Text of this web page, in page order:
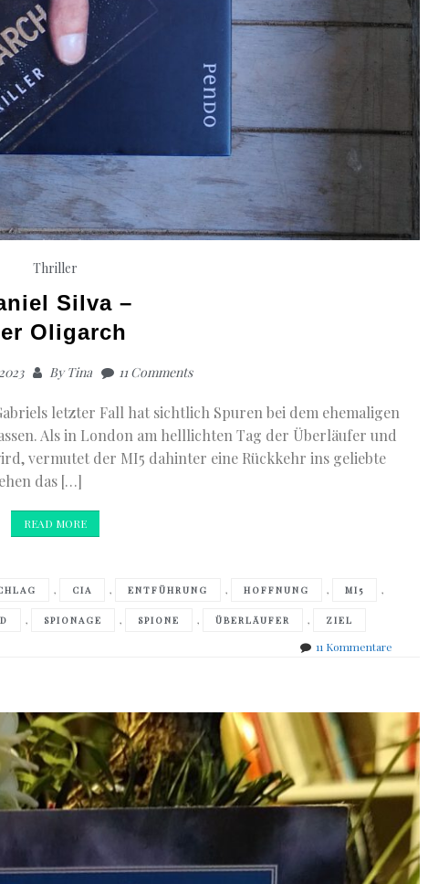
Thriller
Silva –
Oligarch
ByTina 11 Comments
letzter Fall hat sichtlich Spuren bei dem ehemaligen
Als in London am helllichten Tag der Überläufer und
vermutet der MI5 dahinter eine Rückkehr ins geliebte
das […]
READ MORE
, CIA , ENTFÜHRUNG , HOFFNUNG , MI5 ,
, SPIONAGE , SPIONE , ÜBERLÄUFER , ZIEL
11 Kommentarezu
Der
Oligarch